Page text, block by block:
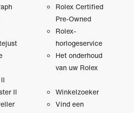
II
Rolex Certified
Pre‑Owned
Rolex-
horlogeservice
Het onderhoud
van uw Rolex
Winkelzoeker
Vind een